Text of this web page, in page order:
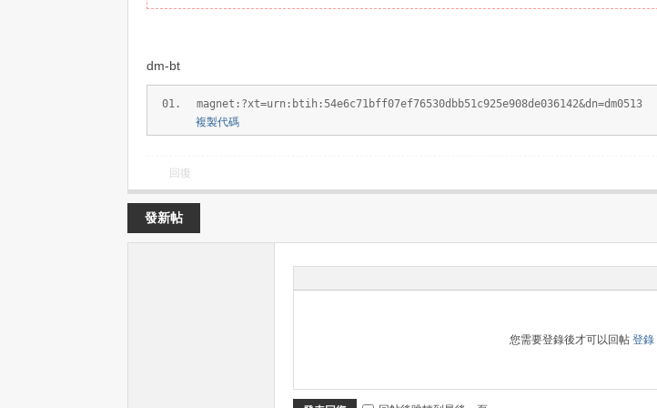
dm-bt
magnet:?xt=urn:btih:54e6c71bff07ef76530dbb51c925e908de036142&dn=dm0513
複製代碼
回復
發新帖
您需要登錄後才可以回帖 登錄|